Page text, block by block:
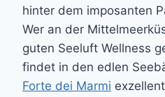
hinter dem imposanten
Wer an der
guten Seeluft Wellness
findet in den edlen
Forte dei Marmi